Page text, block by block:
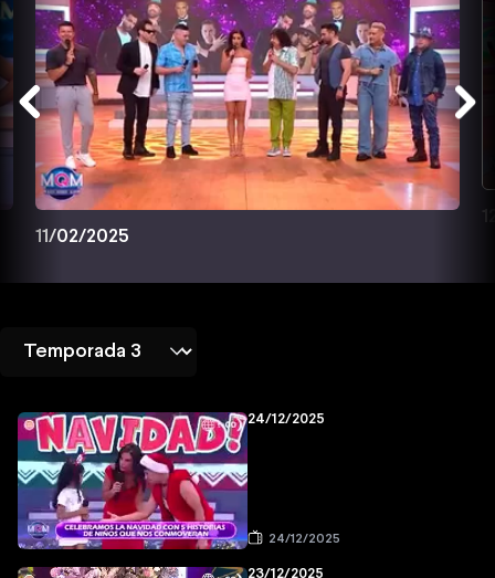
11/02/2025
24/12/2025
24/12/2025
23/12/2025